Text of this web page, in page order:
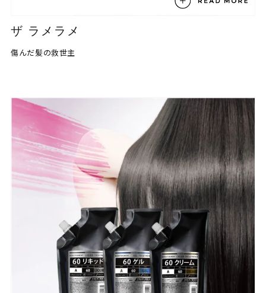
ザ ラメラメ
傷んだ髪の救世主